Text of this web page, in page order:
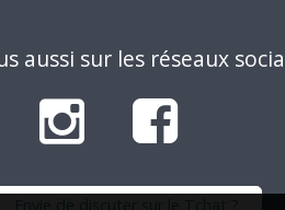
aussi sur les réseaux